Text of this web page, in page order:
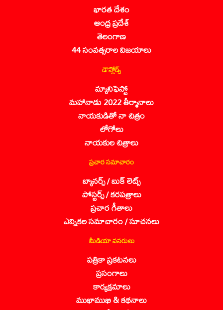
భారత దేశం
ఆంధ్ర ప్రదేశ్
తెలంగాణ
44 సంవత్సరాల విజయాలు
డౌన్లోడ్స్
మ్యానిఫెస్టో
మహానాడు 2022 తీర్మానాలు
నాయకుడితో నా చిత్రం
లోగోలు
నాయకుల చిత్రాలు
ప్రచార సమాచారం
బ్యానర్స్ / బుక్ లెట్స్
పోస్టర్స్ / కరపత్రాలు
ప్రచార గీతాలు
ఎన్నికల సమాచారం / సూచనలు
మీడియా వనరులు
పత్రికా ప్రకటనలు
ప్రసంగాలు
కార్యక్రమాలు
ముఖాముఖి & కథనాలు